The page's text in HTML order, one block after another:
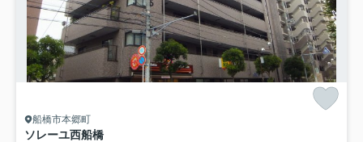
船橋市本郷町
ソレーユ西船橋